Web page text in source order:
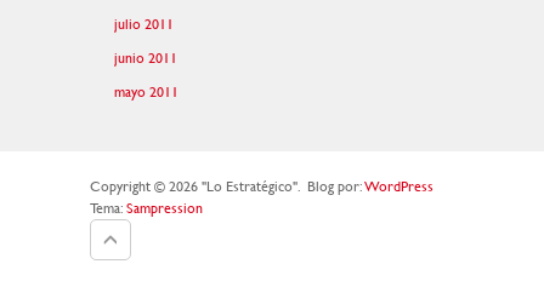
julio 2011
junio 2011
mayo 2011
Copyright © 2026 "Lo Estratégico". Blog por:WordPress
Tema: Sampression